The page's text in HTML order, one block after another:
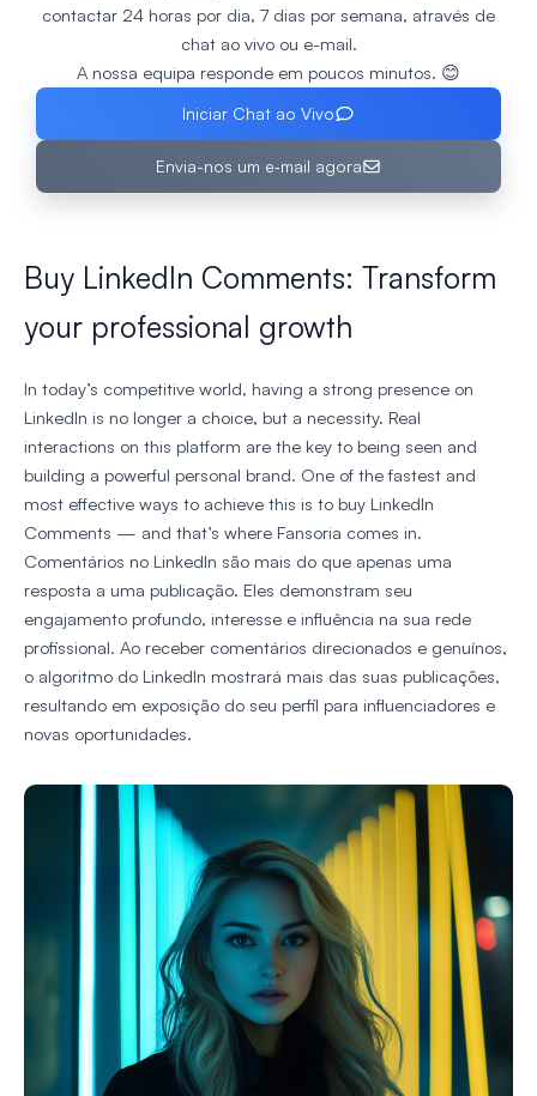
contactar 24 horas por dia, 7 dias por semana, através de
chat ao vivo ou e-mail.
A nossa equipa responde em poucos minutos. 😊
Iniciar Chat ao Vivo
Envia-nos um e‑mail agora
Buy LinkedIn Comments: Transform
your professional growth
In today’s competitive world, having a strong presence on
LinkedIn is no longer a choice, but a necessity. Real
interactions on this platform are the key to being seen and
building a powerful personal brand. One of the fastest and
most effective ways to achieve this is to buy LinkedIn
Comments — and that’s where Fansoria comes in.
Comentários no LinkedIn são mais do que apenas uma
resposta a uma publicação. Eles demonstram seu
engajamento profundo, interesse e influência na sua rede
profissional. Ao receber comentários direcionados e genuínos,
o algoritmo do LinkedIn mostrará mais das suas publicações,
resultando em exposição do seu perfil para influenciadores e
novas oportunidades.